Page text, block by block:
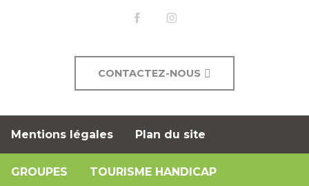
CONTACTEZ-NOUS
Mentions légales Plan du site
GROUPES TOURISME HANDICAP